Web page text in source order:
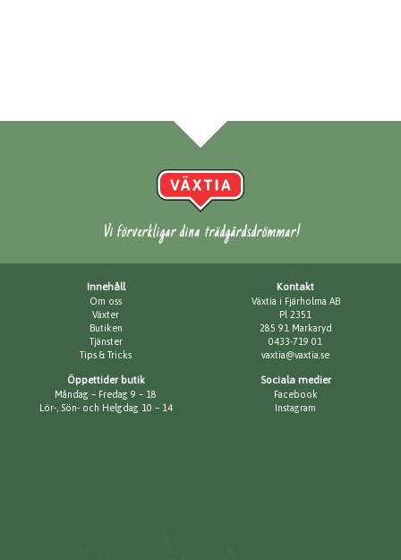
Vi förverkligar dina trädgårdsdrömmar!
Innehåll
Om oss
Växter
Butiken
Tjänster
Tips & Tricks
Kontakt
Växtia i Fjärholma AB
Pl 2351
285 91 Markaryd
0433-719 01
vaxtia@vaxtia.se
Öppettider butik
Måndag – Fredag 9 – 18
Lör-, Sön- och Helgdag 10 – 14
Sociala medier
Facebook
Instagram